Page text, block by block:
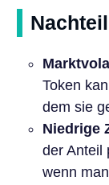
Token
dem sie
Niedrige
der Anteil
wenn